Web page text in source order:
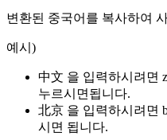
변환된 중국어를 복사하여
예시)
中文 을 입력하시려면
누르시면됩니다.
北京 을 입력하시려면
시면 됩니다.